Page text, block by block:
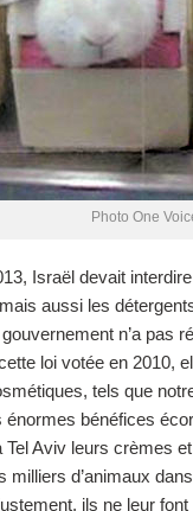
Photo One
Israël devait
aussi les
n’a pas
loi votée en 2010,
tels que
bénéfices
Tel Aviv leurs crèmes
milliers d’animaux
ils ne leur